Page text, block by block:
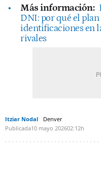
Más información:
DNI: por qué el
identificaciones en
rivales
Itziar Nodal
Denver
Publicada10 mayo 202602:12h